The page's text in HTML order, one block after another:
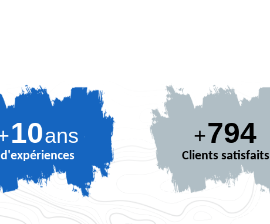
10ans
d'expériences
+884
Clients satisfaits